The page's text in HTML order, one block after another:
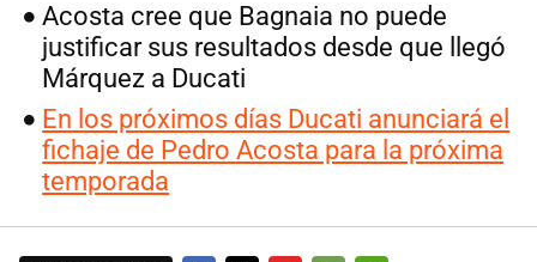
Acosta cree que Bagnaia no puede
justificar sus resultados desde que llegó
Márquez a Ducati
En los próximos días Ducati anunciará el
fichaje de Pedro Acosta para la próxima
temporada